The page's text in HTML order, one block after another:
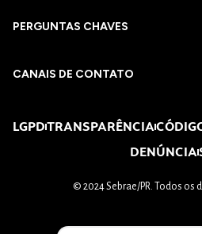
PERGUNTAS CHAVES​
CANAIS DE CONTATO
LGPDTRANSPARÊNCIA
DENÚNCIA
© 2024 Sebrae/PR. Todos os